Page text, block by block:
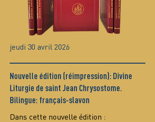
jeudi 30 avril 2026
Nouvelle édition (réimpression): Divine
Liturgie de saint Jean Chrysostome.
Bilingue: français-slavon
Dans cette nouvelle édition :